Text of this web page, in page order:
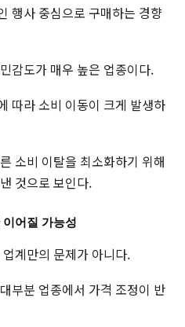
행사 중심으로 구매하는 경향
감도가 매우 높은 업종이다.
따라 소비 이동이 크게 발생하
소비 이탈을 최소화하기 위해
것으로 보인다.
어질 가능성
계만의 문제가 아니다.
부분 업종에서 가격 조정이 반